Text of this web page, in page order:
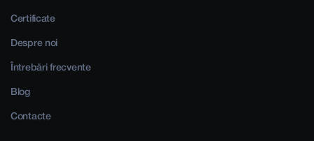
Certificate
Despre noi
Întrebări frecvente
Blog
Contacte